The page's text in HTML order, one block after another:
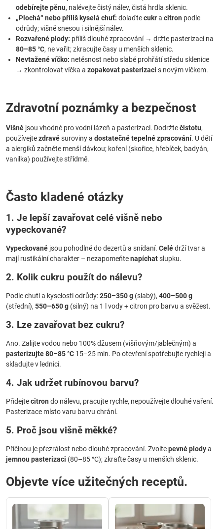
odebírejte pěnu, nalévejte čistý nálev, čistá hrdla sklenic.
„Plochá“ nebo příliš kyselá chuť: dolaďtecukra citron podle
odrůdy; višně snesou i silnější nálev.
Rozvařené plody: příliš dlouhé zpracování → držte pasterizaci na
80–85 °C, ne vařit; zkracujte časy u menších sklenic.
Nevtažené víčko: netěsnost nebo slabé prohřátí středu sklenice
→ zkontrolovat víčka a zopakovat pasterizaci s novým víčkem.
Zdravotní poznámky a bezpečnost
Višně jsou vhodné pro vodní lázeň a pasterizaci. Dodržtečistotu,
používejtezdravésuroviny a dostatečné tepelné zpracování. U dětí
a alergiků začněte menší dávkou; koření (skořice, hřebíček, badyán,
vanilka) používejte střídmě.
Často kladené otázky
1. Je lepší zavařovat celé višně nebo
vypeckované?
Vypeckované jsou pohodlné do dezertů a snídaní. Celédrží tvar a
mají rustikální charakter – nezapomeňtenapíchatslupku.
2. Kolik cukru použít do nálevu?
Podle chuti a kyselosti odrůdy:250–350 g (slabý), 400–500 g
(střední), 550–650 g (silný) na 1 l vody + citron pro barvu a svěžest.
3. Lze zavařovat bez cukru?
Ano. Zalijte vodou nebo 100% džusem (višňovým/jablečným) a
pasterizujte 80–85 °C 15–25 min. Po otevření spotřebujte rychleji a
skladujte v lednici.
4. Jak udržet rubínovou barvu?
Přidejtecitron do nálevu, pracujte rychle, nepoužívejte dlouhé vaření.
Pasterizace místo varu barvu chrání.
5. Proč jsou višně měkké?
Příčinou je přezrálost nebo dlouhé zpracování. Zvoltepevné plodya
jemnou pasterizaci (80–85 °C); zkraťte časy u menších sklenic.
Objevte více užitečných receptů.